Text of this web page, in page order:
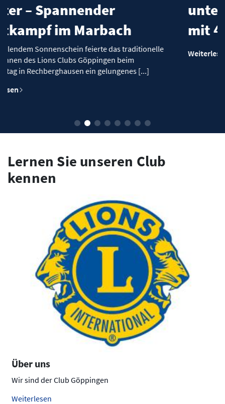
das traditionelle
beim
[...]
unterstützt Haus
mit 4.600 Euro
Weiterlesen
Lernen Sie unseren Club
kennen
Über uns
Wir sind der Club Göppingen
Weiterlesen